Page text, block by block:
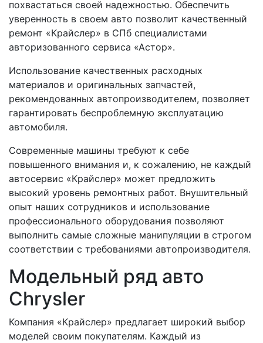
похвастаться своей надежностью. Обеспечить
уверенность в своем авто позволит качественный
ремонт «Крайслер» в СПб специалистами
авторизованного сервиса «Астор».
Использование качественных расходных
материалов и оригинальных запчастей,
рекомендованных автопроизводителем, позволяет
гарантировать беспроблемную эксплуатацию
автомобиля.
Современные машины требуют к себе
повышенного внимания и, к сожалению, не каждый
автосервис «Крайслер» может предложить
высокий уровень ремонтных работ. Внушительный
опыт наших сотрудников и использование
профессионального оборудования позволяют
выполнить самые сложные манипуляции в строгом
соответствии с требованиями автопроизводителя.
Модельный ряд авто
Chrysler
Компания «Крайслер» предлагает широкий выбор
моделей своим покупателям. Каждый из